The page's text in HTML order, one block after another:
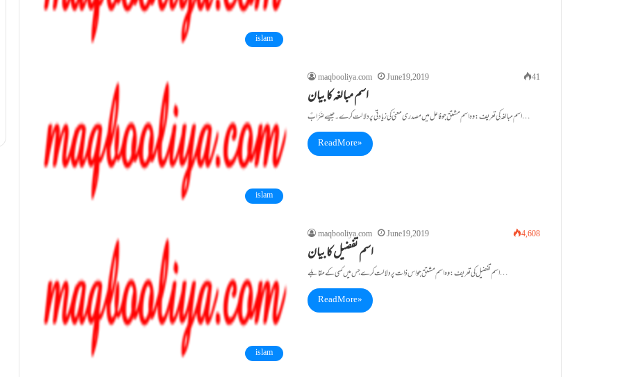
islam
islam
maqbooliya.com June 19, 2019 41
اسم مبالغہ کا بیان
اسم مبالغہ کی تعریف: وہ اسم مشتق جو فاعل میں مصدری معنی کی زیادتی پر دلالت کرے ۔جیسےضَرَّابٌ …
Read More »
islam
maqbooliya.com June 19, 2019 4,608
اسم تفضیل کا بیان
اسم تفضیل کی تعریف: وہ اسم مشتق جو اس ذات پر دلالت کرے جس میں کسی کے مقابلے…
Read More »